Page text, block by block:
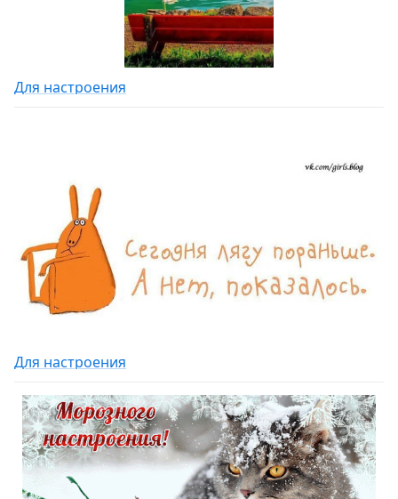
Для настроения
Для настроения